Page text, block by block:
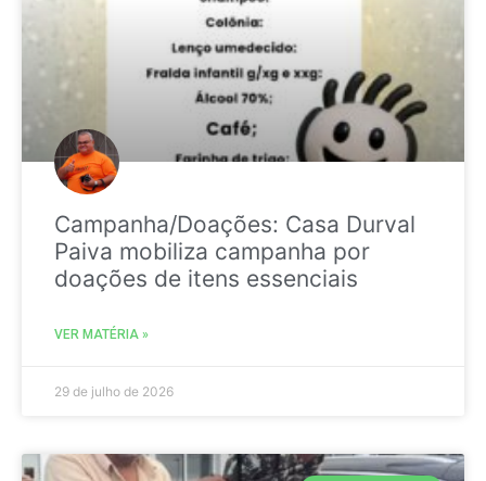
Campanha/Doações: Casa Durval
Paiva mobiliza campanha por
doações de itens essenciais
VER MATÉRIA »
29 de julho de 2026